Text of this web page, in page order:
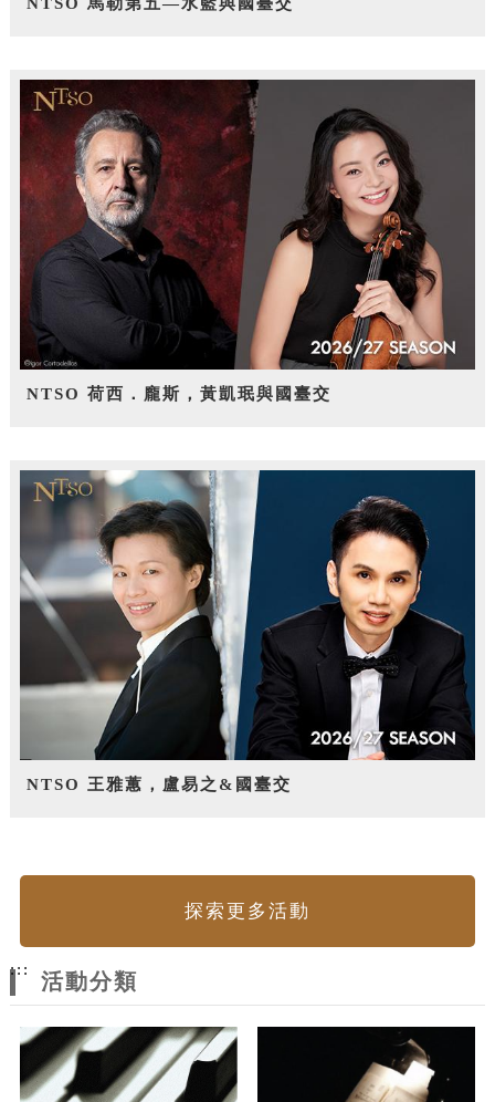
NTSO 荷西．龐斯，黃凱珉與國臺交
NTSO 王雅蕙，盧易之&國臺交
探索更多活動
:::
活動分類